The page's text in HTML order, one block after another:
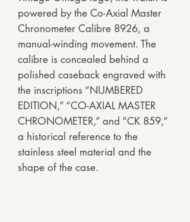
powered by the Co-Axial Master
Chronometer Calibre 8926, a
manual-winding movement. The
calibre is concealed behind a
polished caseback engraved with
the inscriptions “NUMBERED
EDITION,” “CO-AXIAL MASTER
CHRONOMETER,” and “CK 859,”
a historical reference to the
stainless steel material and the
shape of the case.